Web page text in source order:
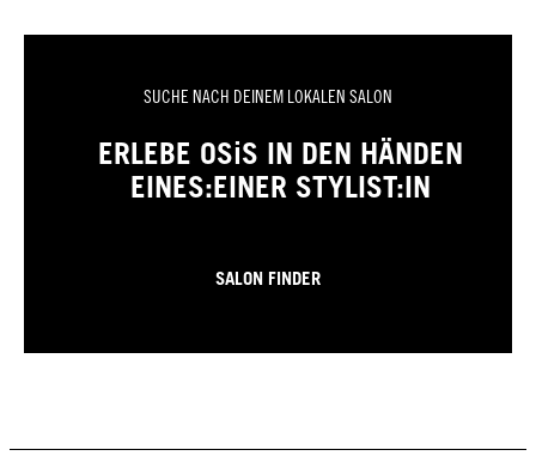
SUCHE NACH DEINEM LOKALEN SALON
ERLEBE OSiS IN DEN HÄNDEN
EINES:EINER STYLIST:IN
SALON FINDER